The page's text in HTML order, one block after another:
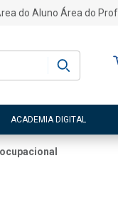
do Aluno Área do
ACADEMIA DIGITAL